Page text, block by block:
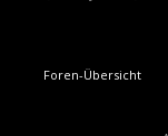
Foren-Übersicht